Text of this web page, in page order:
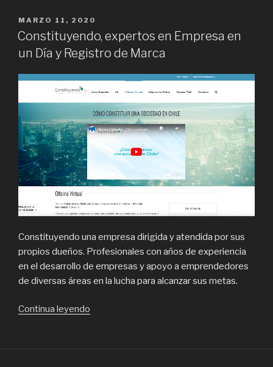
POSTED
ON
MARZO 11, 2020
Constituyendo, expertos en Empresa en
un Día y Registro de Marca
Constituyendo una empresa dirigida y atendida por sus
propios dueños. Profesionales con años de experiencia
en el desarrollo de empresas y apoyo a emprendedores
de diversas áreas en la lucha para alcanzar sus metas.
Continua leyendo